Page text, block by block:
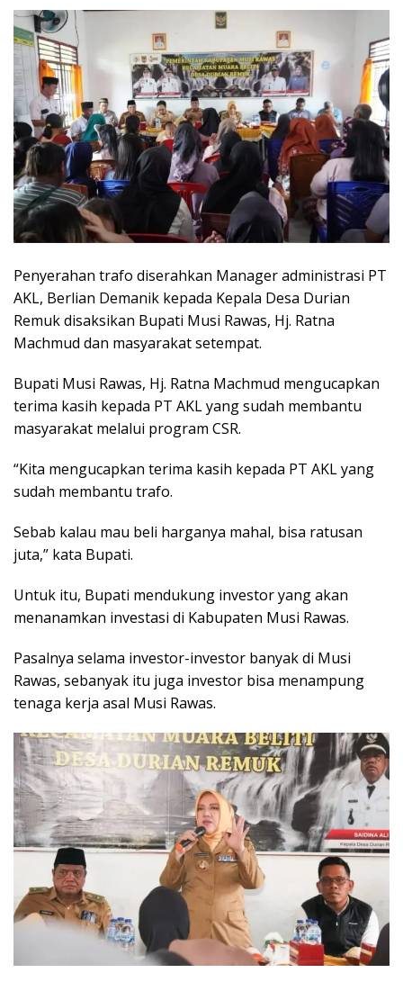
Penyerahan trafo diserahkan Manager administrasi PT
AKL, Berlian Demanik kepada Kepala Desa Durian
Remuk disaksikan Bupati Musi Rawas, Hj. Ratna
Machmud dan masyarakat setempat.
Bupati Musi Rawas, Hj. Ratna Machmud mengucapkan
terima kasih kepada PT AKL yang sudah membantu
masyarakat melalui program CSR.
“Kita mengucapkan terima kasih kepada PT AKL yang
sudah membantu trafo.
Sebab kalau mau beli harganya mahal, bisa ratusan
juta,” kata Bupati.
Untuk itu, Bupati mendukung investor yang akan
menanamkan investasi di Kabupaten Musi Rawas.
Pasalnya selama investor-investor banyak di Musi
Rawas, sebanyak itu juga investor bisa menampung
tenaga kerja asal Musi Rawas.